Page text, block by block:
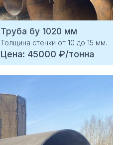
Труба бу 1020 мм
Толщина стенки от 10 до 15 мм.
Цена: 45000 ₽/тонна